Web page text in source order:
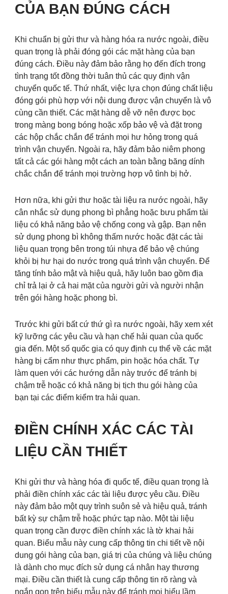
CỦA BẠN ĐÚNG CÁCH
Khi chuẩn bị gửi thư và hàng hóa ra nước ngoài, điều
quan trọng là phải đóng gói các mặt hàng của bạn
đúng cách. Điều này đảm bảo rằng họ đến đích trong
tình trạng tốt đồng thời tuân thủ các quy định vận
chuyển quốc tế. Thứ nhất, việc lựa chọn đúng chất liệu
đóng gói phù hợp với nội dung được vận chuyển là vô
cùng cần thiết. Các mặt hàng dễ vỡ nên được bọc
trong màng bong bóng hoặc xốp bảo vệ và đặt trong
các hộp chắc chắn để tránh mọi hư hỏng trong quá
trình vận chuyển. Ngoài ra, hãy đảm bảo niêm phong
tất cả các gói hàng một cách an toàn bằng băng dính
chắc chắn để tránh mọi trường hợp vô tình bị hở.
Hơn nữa, khi gửi thư hoặc tài liệu ra nước ngoài, hãy
cân nhắc sử dụng phong bì phẳng hoặc bưu phẩm tài
liệu có khả năng bảo vệ chống cong và gập. Bạn nên
sử dụng phong bì không thấm nước hoặc đặt các tài
liệu quan trọng bên trong túi nhựa để bảo vệ chúng
khỏi bị hư hại do nước trong quá trình vận chuyển. Để
tăng tính bảo mật và hiệu quả, hãy luôn bao gồm địa
chỉ trả lại ở cả hai mặt của người gửi và người nhận
trên gói hàng hoặc phong bì.
Trước khi gửi bất cứ thứ gì ra nước ngoài, hãy xem xét
kỹ lưỡng các yêu cầu và hạn chế hải quan của quốc
gia đến. Một số quốc gia có quy định cụ thể về các mặt
hàng bị cấm như thực phẩm, pin hoặc hóa chất. Tự
làm quen với các hướng dẫn này trước để tránh bị
chậm trễ hoặc có khả năng bị tịch thu gói hàng của
bạn tại các điểm kiểm tra hải quan.
ĐIỀN CHÍNH XÁC CÁC TÀI
LIỆU CẦN THIẾT
Khi gửi thư và hàng hóa đi quốc tế, điều quan trọng là
phải điền chính xác các tài liệu được yêu cầu. Điều
này đảm bảo một quy trình suôn sẻ và hiệu quả, tránh
bất kỳ sự chậm trễ hoặc phức tạp nào. Một tài liệu
quan trọng cần được điền chính xác là tờ khai hải
quan. Biểu mẫu này cung cấp thông tin chi tiết về nội
dung gói hàng của bạn, giá trị của chúng và liệu chúng
là dành cho mục đích sử dụng cá nhân hay thương
mại. Điều cần thiết là cung cấp thông tin rõ ràng và
ngắn gọn trên biểu mẫu này để tránh mọi hiểu lầm